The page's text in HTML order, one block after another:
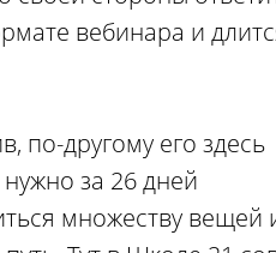
вебинара и
по-другому его здесь
за 26 дней
множеству вещей